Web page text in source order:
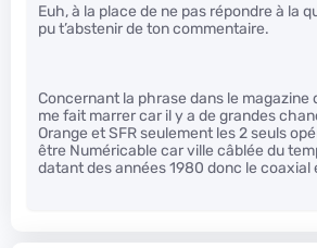
Euh, à la place de ne pas répondre à la
pu t’abstenir de ton commentaire.
Concernant la phrase dans le magazine
me fait marrer car il y a de grandes
Orange et SFR seulement les 2 seuls
être Numéricable car ville câblée du
datant des années 1980 donc le coaxial